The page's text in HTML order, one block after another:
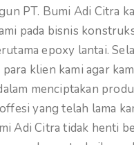
PT. Bumi Adi Citra
pada bisnis
epoxy lantai.
klien kami agar
menciptakan
yang telah lama
Adi Citra tidak henti